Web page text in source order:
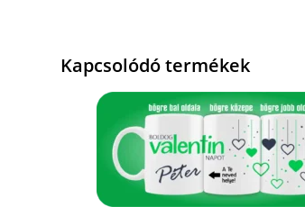
Kapcsolódó termékek